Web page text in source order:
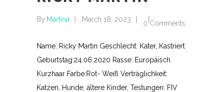
By Martina March 18, 2023 0 Comments
Name: Ricky Martin Geschlecht: Kater, Kastriert
Geburtstag:24.06.2020 Rasse: Europäisch
Kurzhaar Farbe:Rot- Weiß Verträglichkeit:
Katzen, Hunde, ältere Kinder, Testungen: FIV